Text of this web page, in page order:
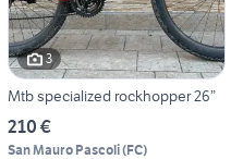
3
Mtb specialized rockhopper 26”
210 €
San Mauro Pascoli(FC)